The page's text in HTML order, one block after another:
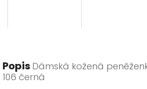
Popis Dámská kožená
106 černá